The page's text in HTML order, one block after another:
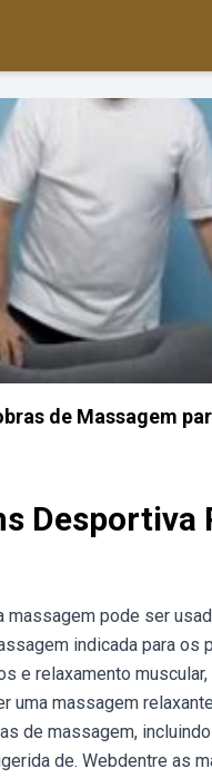
de Massagem
Desportiva
pode ser
indicada para
e relaxamento
massagem
de massagem,
de. Webdentre as